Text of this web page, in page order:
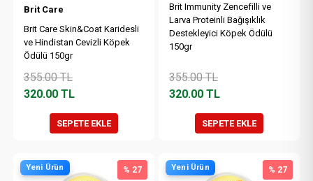
Brit Care
Brit Care Skin&Coat Karidesli
ve Hindistan Cevizli Köpek
Ödülü 150gr
355.00TL
320.00TL
SEPETE EKLE
Brit Immunity Zencefilli ve
Larva Proteinli Bağışıklık
Destekleyici Köpek Ödülü
150gr
355.00TL
320.00 TL
SEPETE EKLE
Yeni Ürün % 27 Yeni Ürün % 27